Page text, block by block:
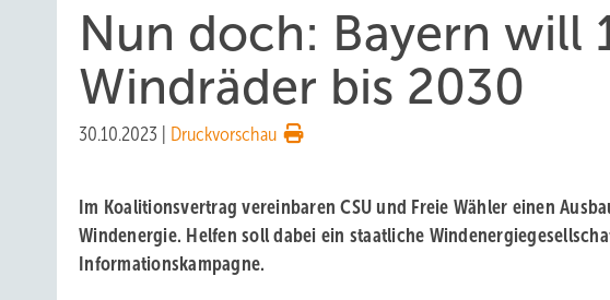
Nun doch: Bayern will
Windräder bis 2030
30.10.2023 Druckvorschau
Im Koalitionsvertrag vereinbaren CSU und Freie Wähler einen
Windenergie. Helfen soll dabei ein staatliche
Informationskampagne.